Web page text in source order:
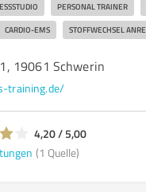
PERSONAL TRAINER
CARDIO-EMS STOFFWECHSEL
19061 Schwerin
training.de/
4,20 / 5,00
(1 Quelle)